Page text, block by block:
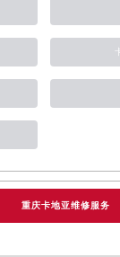
重庆卡地亚维修服务